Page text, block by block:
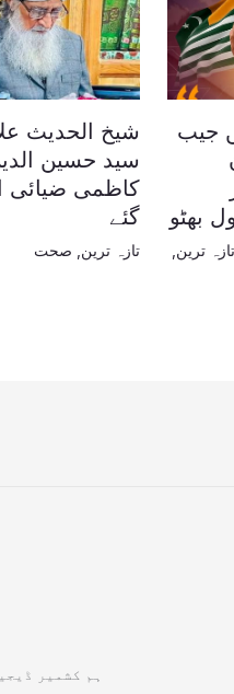
جیب
بھٹو
تازہ ترین
شیخ الحدیث
سید حسین
کاظمی ضیائی
گئے
تازہ ترین صحت
ہم کشمیر